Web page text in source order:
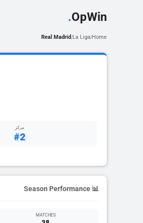
OpWin
.
Home
/
La Liga
/
Real Madrid
مركز
#2
📊 Season Performance
MATCHES